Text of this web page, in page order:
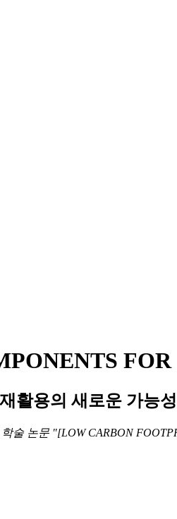
활용의 새로운 가능성
술 논문 "[LOW CARBON